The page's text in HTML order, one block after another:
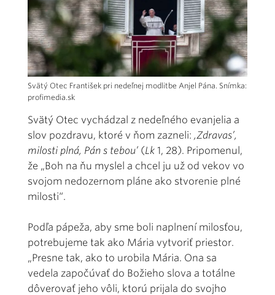
Svätý Otec František pri nedeľnej modlitbe Anjel Pána. Snímka:
profimedia.sk
Svätý Otec vychádzal z nedeľného evanjelia a
slov pozdravu, ktoré v ňom zazneli: ,Zdravas’,
milosti plná, Pán s tebou’ (Lk 1, 28). Pripomenul,
že „Boh na ňu myslel a chcel ju už od vekov vo
svojom nedozernom pláne ako stvorenie plné
milosti“.
Podľa pápeža, aby sme boli naplnení milosťou,
potrebujeme tak ako Mária vytvoriť priestor.
„Presne tak, ako to urobila Mária. Ona sa
vedela započúvať do Božieho slova a totálne
dôverovať jeho vôli, ktorú prijala do svojho